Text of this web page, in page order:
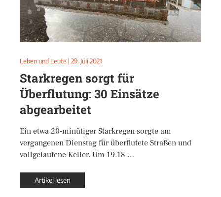
Leben und Leute | 29. Juli 2021
Starkregen sorgt für
Überflutung: 30 Einsätze
abgearbeitet
Ein etwa 20-minütiger Starkregen sorgte am
vergangenen Dienstag für überflutete Straßen und
vollgelaufene Keller. Um 19.18 …
Artikel lesen